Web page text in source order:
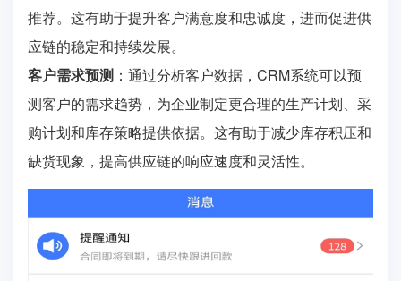
推荐。这有助于提升客户满意度和忠诚度，进而促进供
应链的稳定和持续发展。
客户需求预测 ：通过分析客户数据，CRM系统可以预
测客户的需求趋势，为企业制定更合理的生产计划、采
购计划和库存策略提供依据。这有助于减少库存积压和
缺货现象，提高供应链的响应速度和灵活性。